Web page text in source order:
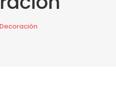
Decoración